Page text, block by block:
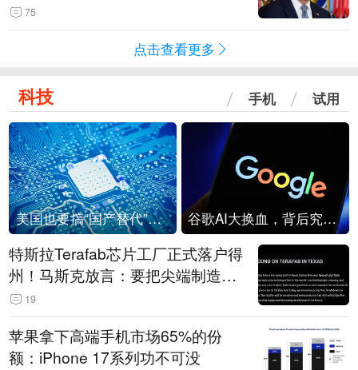
75
点击查看更多
科技 手机 试用
美国也要搞“国产替代”？先算清三笔账 谷歌AI大换血，背后究竟发生了什么？
特斯拉Terafab芯片工厂正式落户得
州！马斯克放言：要把尖端制造带
回美国
19
苹果拿下高端手机市场65%的份
额：iPhone 17系列功不可没